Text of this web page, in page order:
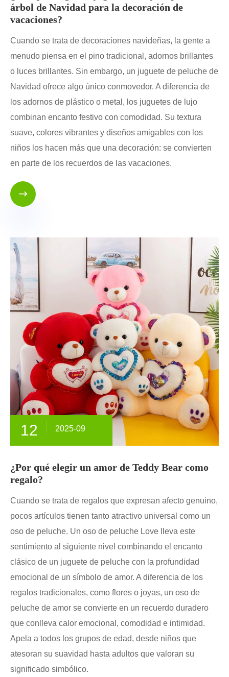
árbol de Navidad para la decoración de
vacaciones?
Cuando se trata de decoraciones navideñas, la gente a
menudo piensa en el pino tradicional, adornos brillantes
o luces brillantes. Sin embargo, un juguete de peluche de
Navidad ofrece algo único conmovedor. A diferencia de
los adornos de plástico o metal, los juguetes de lujo
combinan encanto festivo con comodidad. Su textura
suave, colores vibrantes y diseños amigables con los
niños los hacen más que una decoración: se convierten
en parte de los recuerdos de las vacaciones.

12 2025-09
¿Por qué elegir un amor de Teddy Bear como
regalo?
Cuando se trata de regalos que expresan afecto genuino,
pocos artículos tienen tanto atractivo universal como un
oso de peluche. Un oso de peluche Love lleva este
sentimiento al siguiente nivel combinando el encanto
clásico de un juguete de peluche con la profundidad
emocional de un símbolo de amor. A diferencia de los
regalos tradicionales, como flores o joyas, un oso de
peluche de amor se convierte en un recuerdo duradero
que conlleva calor emocional, comodidad e intimidad.
Apela a todos los grupos de edad, desde niños que
atesoran su suavidad hasta adultos que valoran su
significado simbólico.